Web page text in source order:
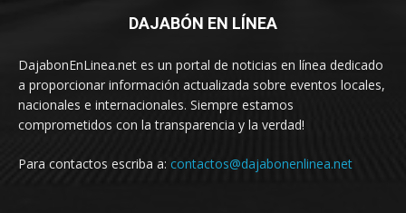
DAJABÓN EN LÍNEA
DajabonEnLinea.net es un portal de noticias en línea dedicado
a proporcionar información actualizada sobre eventos locales,
nacionales e internacionales. Siempre estamos
comprometidos con la transparencia y la verdad!
Para contactos escriba a: contactos@dajabonenlinea.net